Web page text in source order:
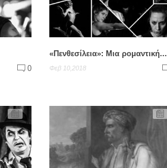
0
«Πενθεσίλεια»: Μια ρομαντική...
Φεβ 10,2018